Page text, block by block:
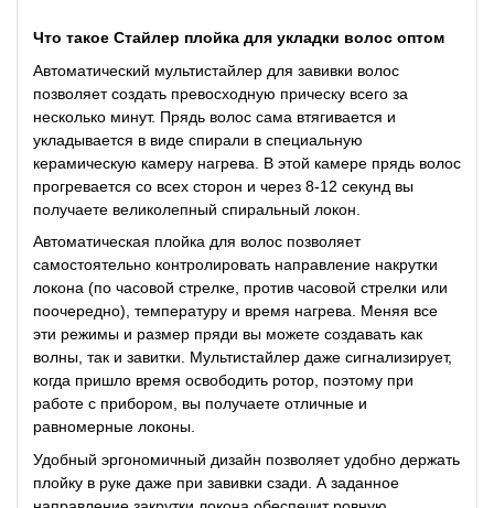
Что такое Стайлер плойка для укладки волос оптом
Автоматический мультистайлер для завивки волос
позволяет создать превосходную прическу всего за
несколько минут. Прядь волос сама втягивается и
укладывается в виде спирали в специальную
керамическую камеру нагрева. В этой камере прядь волос
прогревается со всех сторон и через 8-12 секунд вы
получаете великолепный спиральный локон.
Автоматическая плойка для волос позволяет
самостоятельно контролировать направление накрутки
локона (по часовой стрелке, против часовой стрелки или
поочередно), температуру и время нагрева. Меняя все
эти режимы и размер пряди вы можете создавать как
волны, так и завитки. Мультистайлер даже сигнализирует,
когда пришло время освободить ротор, поэтому при
работе с прибором, вы получаете отличные и
равномерные локоны.
Удобный эргономичный дизайн позволяет удобно держать
плойку в руке даже при завивки сзади. А заданное